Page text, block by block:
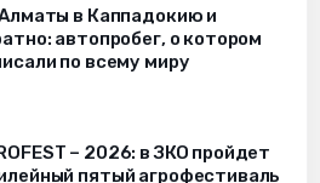
в Каппадокию и
автопробег, о котором
по всему миру
– 2026: в ЗКО пройдет
пятый агрофестиваль